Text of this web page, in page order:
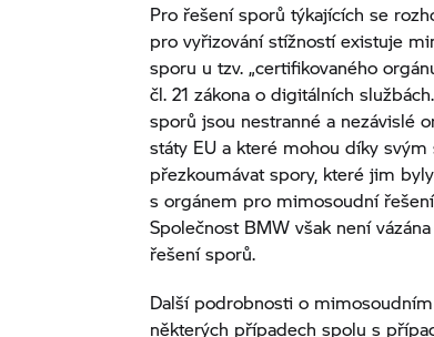
Pro řešení sporů týkajících se
pro vyřizování stížností existuje
sporu u tzv. „certifikovaného
čl. 21 zákona o digitálních
sporů jsou nestranné a nezávislé
státy EU a které mohou díky
přezkoumávat spory, které jim
s orgánem pro mimosoudní
Společnost BMW však není
řešení sporů.
Další podrobnosti o
některých případech spolu s